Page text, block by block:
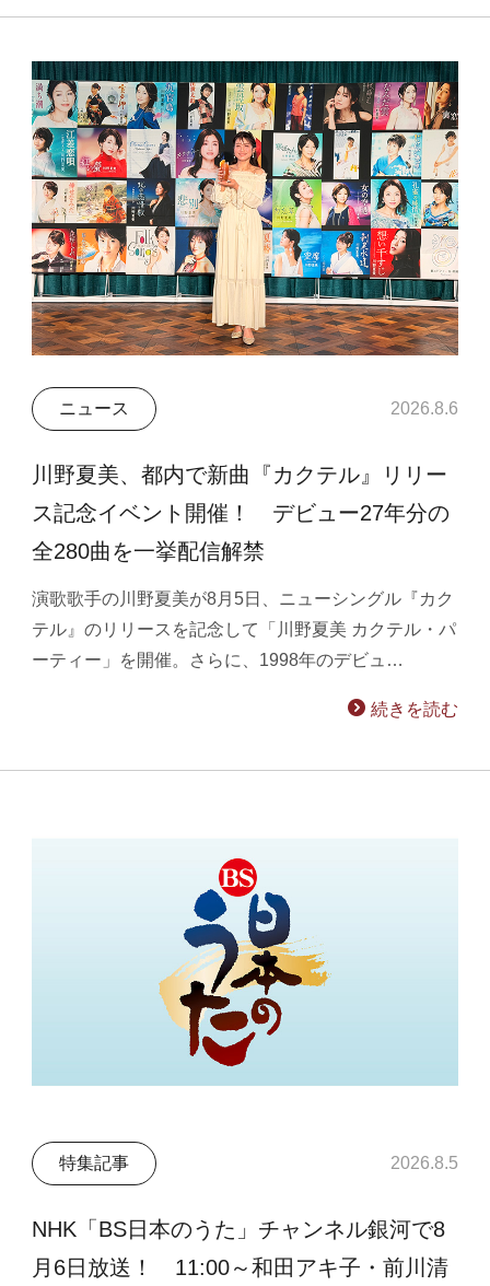
ニュース 2026.8.6
川野夏美、都内で新曲『カクテル』リリー
ス記念イベント開催！ デビュー27年分の
全280曲を一挙配信解禁
演歌歌手の川野夏美が8月5日、ニューシングル『カク
テル』のリリースを記念して「川野夏美 カクテル・パ
ーティー」を開催。さらに、1998年のデビュ…
続きを読む
特集記事 2026.8.5
NHK「BS日本のうた」チャンネル銀河で8
月6日放送！ 11:00～和田アキ子・前川清